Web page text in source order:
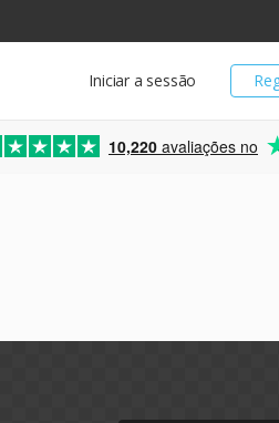
Iniciar a sessão
10,220 avaliações no